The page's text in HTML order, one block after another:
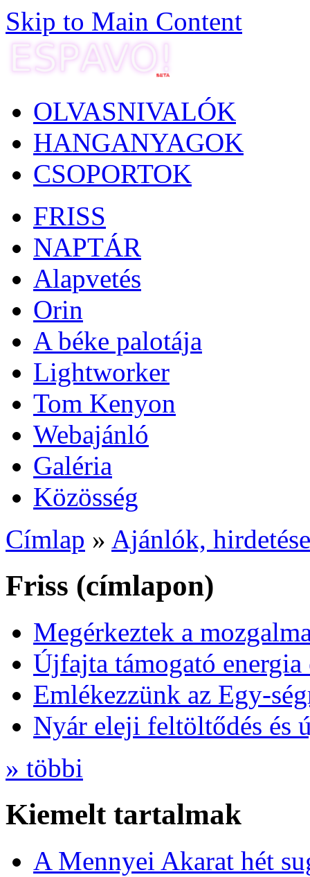
Skip to Main Content
OLVASNIVALÓK
HANGANYAGOK
CSOPORTOK
FRISS
NAPTÁR
Alapvetés
Orin
A béke palotája
Lightworker
Tom Kenyon
Webajánló
Galéria
Közösség
Címlap » Ajánlók,
Friss (címlapon)
Megérkeztek a
Újfajta támogató
Emlékezzünk az Egy-
Nyár eleji feltöltődés és
» többi
Kiemelt tartalmak
A Mennyei Akarat hét